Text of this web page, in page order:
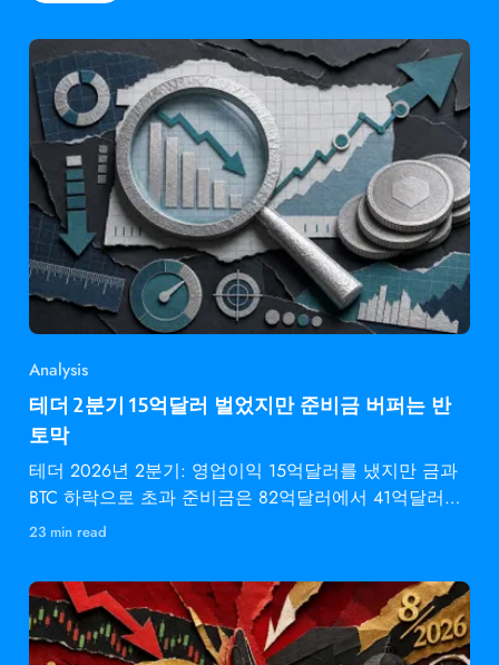
Analysis
테더 2분기 15억달러 벌었지만 준비금 버퍼는 반
토막
테더 2026년 2분기: 영업이익 15억달러를 냈지만 금과
BTC 하락으로 초과 준비금은 82억달러에서 41억달러로
감소.
23 min read